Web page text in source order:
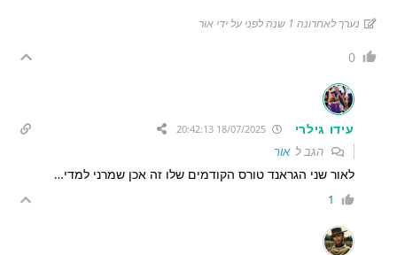
נערך לאחרונה 1 שנה לפני על ידי אור
0
עידו גילרי 18/07/2025 20:42:13
הגב לאור
לאור שני הגראנד טורס הקודמים שלו זה אכן שמרני למדי…
1